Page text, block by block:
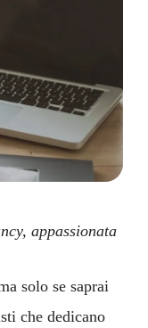
appassionata
solo se saprai
che dedicano